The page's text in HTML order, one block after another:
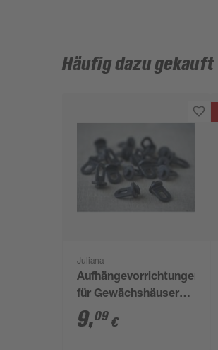
Häufig dazu gekauft
Juliana
Aufhängevorrichtungen
für Gewächshäuser
schwarz 20 Stück
9,09 €